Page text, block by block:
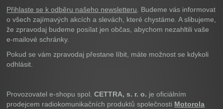
Přihlaste se k odběru našeho newsletteru . Budeme vás informovat
o všech zajímavých akcích a slevách, které chystáme. A slibujeme,
že zpravodaj budeme posílat jen občas, abychom nezahltili vaše
e-mailové schránky.
Pokud se vám zpravodaj přestane líbit, máte možnost se kdykoli
odhlásit.
Provozovatel e-shopu spol.CETTRA, s. r. o. je oficiálním
prodejcem radiokomunikačních produktů společnosti Motorola